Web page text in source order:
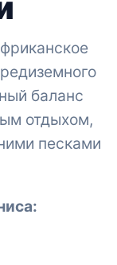
баланс
отдыхом,
песками